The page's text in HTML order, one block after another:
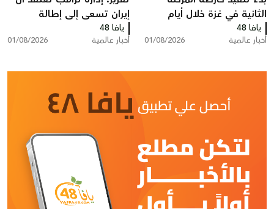
الثانية في غزة خلال أيام
يافا 48
أخبار عالمية 01/08/2026
إيران تسعى إلى إطالة
المفاوضات ودول خليجية
تدعو إلى تصعيد أمريكي
يافا 48
أخبار عالمية 01/08/2026